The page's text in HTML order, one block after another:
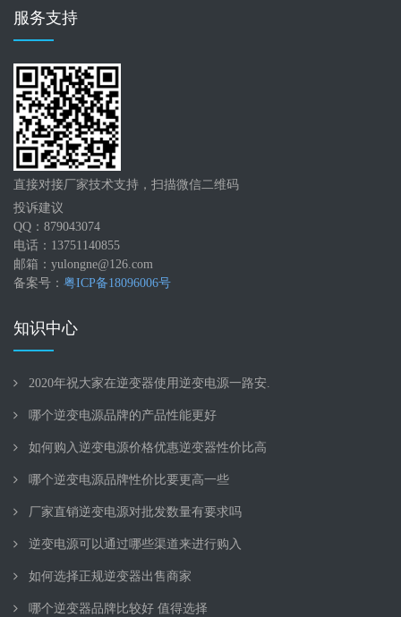
服务支持
直接对接厂家技术支持，扫描微信二维码
投诉建议
QQ：879043074
电话：13751140855
邮箱：yulongne@126.com
备案号： 粤ICP备18096006号
知识中心
2020年祝大家在逆变器使用逆变电源一路安.
哪个逆变电源品牌的产品性能更好
如何购入逆变电源价格优惠逆变器性价比高
哪个逆变电源品牌性价比要更高一些
厂家直销逆变电源对批发数量有要求吗
逆变电源可以通过哪些渠道来进行购入
如何选择正规逆变器出售商家
哪个逆变器品牌比较好 值得选择